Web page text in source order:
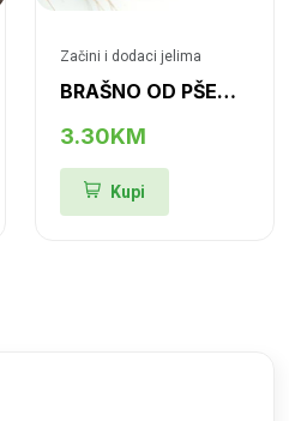
Začini i dodaci jelima
BRAŠNO OD PŠENICE
3.30KM
Kupi